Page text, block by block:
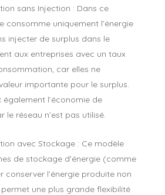
sans Injection : Dans ce
consomme uniquement l’énergie
injecter de surplus dans le
aux entreprises avec un taux
car elles ne
importante pour le surplus.
l’économie de
le réseau n’est pas utilisé.
avec Stockage : Ce modèle
de stockage d’énergie (comme
conserver l’énergie produite non
une plus grande flexibilité